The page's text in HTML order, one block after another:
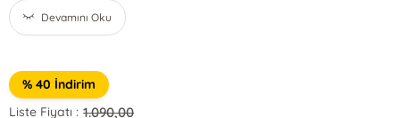
Devamını Oku
% 40 İndirim
Liste Fiyatı : 1.090,00